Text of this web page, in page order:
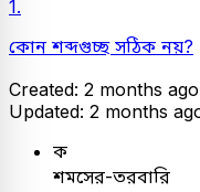
1.
কোন শব্দগুচ্ছ সঠিক নয়?
Created: 2 months ago
Updated: 2 months
ক
শমসের-তরবারি